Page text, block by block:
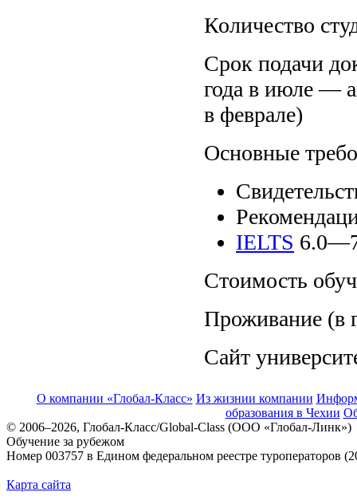
Количество
Срок подачи
года в июле —
в феврале)
Основные
IELTS
Стоимость
Проживание (в
Cайт
О компании «Глобал-Класс» Из жизнии компании
образования в Чехии
© 2006–2026, Глобал-Класс/Global-Class (ООО «Глобал-Линк»)
Обучение за рубежом
Номер 003757 в Едином федеральном реестре туроператоров
Карта сайта